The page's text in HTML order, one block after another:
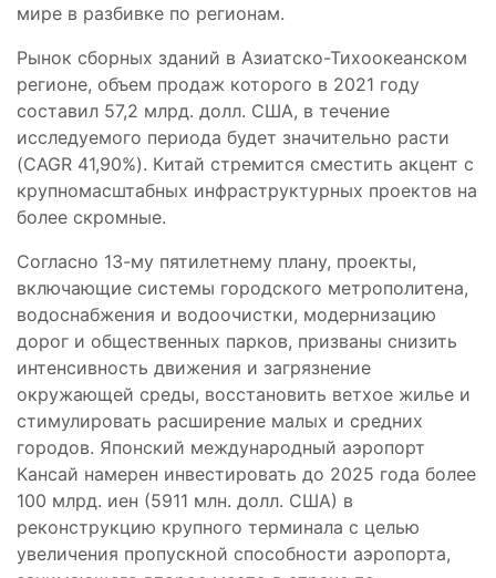
мире в разбивке по регионам.
Рынок сборных зданий в Азиатско-Тихоокеанском
регионе, объем продаж которого в 2021 году
составил 57,2 млрд. долл. США, в течение
исследуемого периода будет значительно расти
(CAGR 41,90%). Китай стремится сместить акцент с
крупномасштабных инфраструктурных проектов на
более скромные.
Согласно 13-му пятилетнему плану, проекты,
включающие системы городского метрополитена,
водоснабжения и водоочистки, модернизацию
дорог и общественных парков, призваны снизить
интенсивность движения и загрязнение
окружающей среды, восстановить ветхое жилье и
стимулировать расширение малых и средних
городов. Японский международный аэропорт
Кансай намерен инвестировать до 2025 года более
100 млрд. иен (5911 млн. долл. США) в
реконструкцию крупного терминала с целью
увеличения пропускной способности аэропорта,